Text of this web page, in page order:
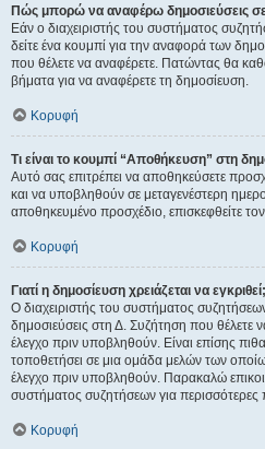
Πώς μπορώ να αναφέρω δημοσιεύσεις
Εάν ο διαχειριστής του συστήματος
δείτε ένα κουμπί για την αναφορά των
που θέλετε να αναφέρετε. Πατώντας θα
βήματα για να αναφέρετε τη δημοσίευση.
Κορυφή
Τι είναι το κουμπί “Αποθήκευση” στη
Αυτό σας επιτρέπει να αποθηκεύσετε
και να υποβληθούν σε μεταγενέστερη
αποθηκευμένο προσχέδιο, επισκεφθείτε
Κορυφή
Γιατί η δημοσίευση χρειάζεται να εγκριθεί;
Ο διαχειριστής του συστήματος
δημοσιεύσεις στη Δ. Συζήτηση που θέλετε
έλεγχο πριν υποβληθούν. Είναι επίσης
τοποθετήσει σε μια ομάδα μελών των
έλεγχο πριν υποβληθούν. Παρακαλώ
συστήματος συζητήσεων για περισσότερες
Κορυφή